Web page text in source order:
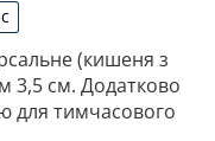
(кишеня з
3,5 см. Додатково
для тимчасового